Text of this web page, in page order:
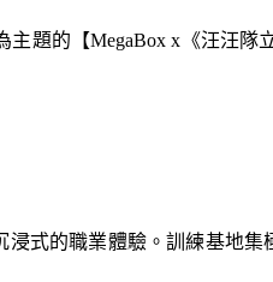
式的職業體驗。訓練基地
題的【MegaBox x《汪汪